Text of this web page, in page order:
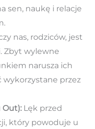
sen, naukę i relacje
nas, rodziców, jest
Zbyt wylewne
narusza ich
wykorzystane przez
Out):Lęk przed
który powoduje u